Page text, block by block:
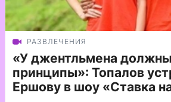
РАЗВЛЕЧЕНИЯ
«У джентльмена
принципы»: Топалов
Ершову в шоу «Ставка